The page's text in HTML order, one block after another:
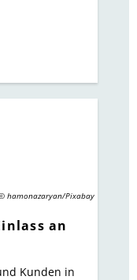
hamonazaryan/Pixabay
an
Kunden in